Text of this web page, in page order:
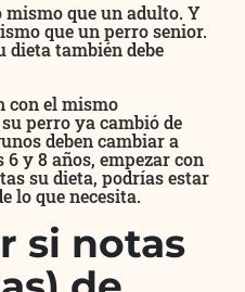
que un adulto. Y
que un perro senior.
dieta también debe
con el mismo
perro ya cambió de
deben cambiar a
y 8 años, empezar con
su dieta, podrías estar
lo que necesita.
si notas